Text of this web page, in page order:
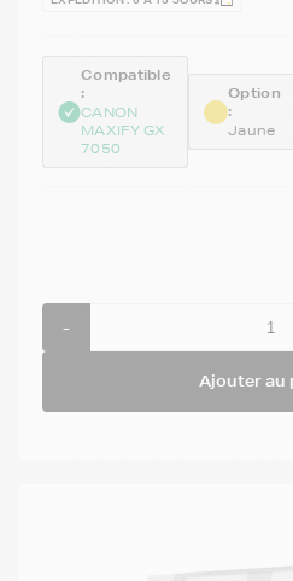
Compatible
:
CANON
MAXIFY GX
7050
Option
:
Jaune
-
Ajouter au